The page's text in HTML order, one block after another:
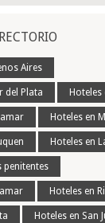
Aires
del Plata Hoteles
Hoteles en
Hoteles en
penitentes
Hoteles en
Hoteles en San